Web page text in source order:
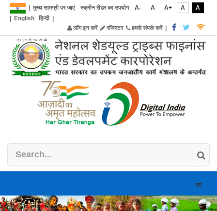
मुख्य सामग्री पर जाएं स्क्रीन रीडर का उपयोग A- A A+ A
A
English हिन्दी|
लॉग इन करें
रजिस्टर हमसे संपर्क करें|
Toggle